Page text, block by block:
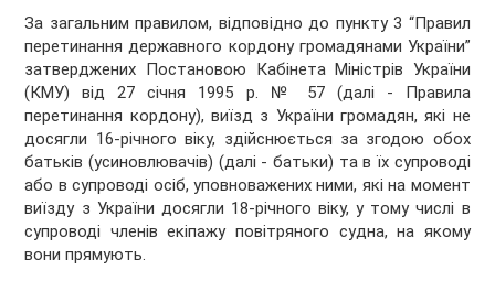
За загальним правилом, відповідно до пункту 3 “Правил
перетинання державного кордону громадянами України”
затверджених Постановою Кабінета Міністрів України
(КМУ)від 27 січня 1995 р. № 57 (далі - Правила
перетинання кордону), виїзд з України громадян, які не
досягли 16-річного віку, здійснюється за згодою обох
батьків (усиновлювачів) (далі - батьки) та в їх супроводі
або в супроводі осіб, уповноважених ними, які на момент
виїзду з України досягли 18-річного віку, у тому числі в
супроводі членів екіпажу повітряного судна, на якому
вони прямують.